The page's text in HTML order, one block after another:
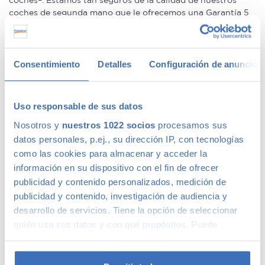
Consentimiento Detalles Configuración de anuncios
Uso responsable de sus datos
Nosotros y nuestros 1022 socios procesamos sus
datos personales, p.ej., su dirección IP, con tecnologías
como las cookies para almacenar y acceder la
información en su dispositivo con el fin de ofrecer
publicidad y contenido personalizados, medición de
publicidad y contenido, investigación de audiencia y
desarrollo de servicios. Tiene la opción de seleccionar
quién usa sus datos y con qué propósitos. Puede
momento desde la Declaración de cookies o clicando en
coches de segunda mano que le ofrecemos una Garantía 5
Estrellas muy similar a la de los coches nuevos.
Concesionario de ocasión multimarca
grande de Madrid, disponemos de una gran variedad de
que mejor se adapte a tus necesidades, con la mejor
relación calidad-precio. O si lo prefieres, ven a vernos y te
aconsejamos.
Calidad Canalcar
Compra con total tranquilidad, sólo 1 de cada 4 coches
acaba siendo un coche Canalcar. Saber más